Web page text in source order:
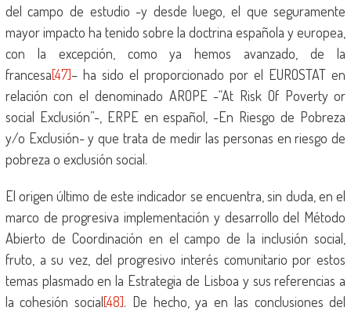
del campo de estudio -y desde luego, el que seguramente
mayor impacto ha tenido sobre la doctrina española y europea,
con la excepción, como ya hemos avanzado, de la
francesa[47]– ha sido el proporcionado por el EUROSTAT en
relación con el denominado AROPE -“At Risk Of Poverty or
social Exclusión”-, ERPE en español, -En Riesgo de Pobreza
y/o Exclusión- y que trata de medir las personas en riesgo de
pobreza o exclusión social.
El origen último de este indicador se encuentra, sin duda, en el
marco de progresiva implementación y desarrollo del Método
Abierto de Coordinación en el campo de la inclusión social,
fruto, a su vez, del progresivo interés comunitario por estos
temas plasmado en la Estrategia de Lisboa y sus referencias a
la cohesión social[48]. De hecho, ya en las conclusiones del